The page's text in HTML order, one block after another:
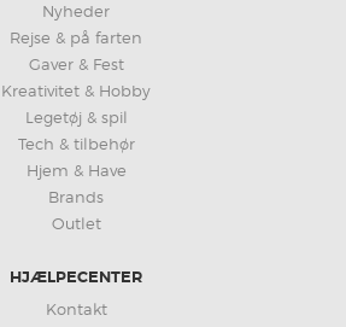
Nyheder
Rejse & på farten
Gaver & Fest
Kreativitet & Hobby
Legetøj & spil
Tech & tilbehør
Hjem & Have
Brands
Outlet
HJÆLPECENTER
Kontakt